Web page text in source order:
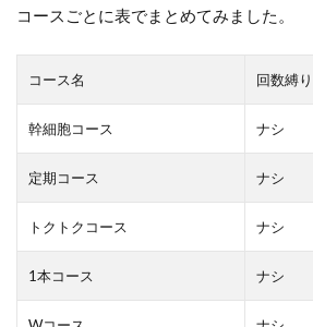
コースごとに表でまとめてみました。
コース名 回数縛り
幹細胞コース ナシ
定期コース ナシ
トクトクコース ナシ
1本コース ナシ